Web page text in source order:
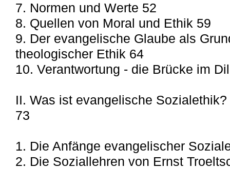
7. Normen und Werte 52
8. Quellen von Moral und Ethik 59
9. Der evangelische Glaube als
theologischer Ethik 64
10. Verantwortung - die Brücke im
II. Was ist evangelische
73
1. Die Anfänge evangelischer
2. Die Soziallehren von Ernst